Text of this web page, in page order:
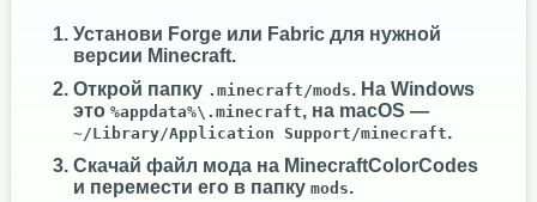
Установи Forge или Fabric для нужной
версии Minecraft.
Открой папку .minecraft/mods. На Windows
это %appdata%\.minecraft, на macOS —
~/Library/Application Support/minecraft.
Скачай файл мода на MinecraftColorCodes
и перемести его в папку mods.